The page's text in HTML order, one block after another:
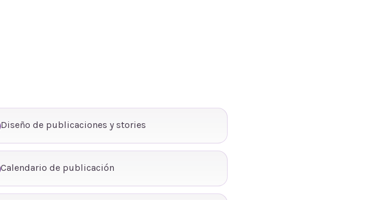
Diseño de publicaciones y stories
Calendario de publicación